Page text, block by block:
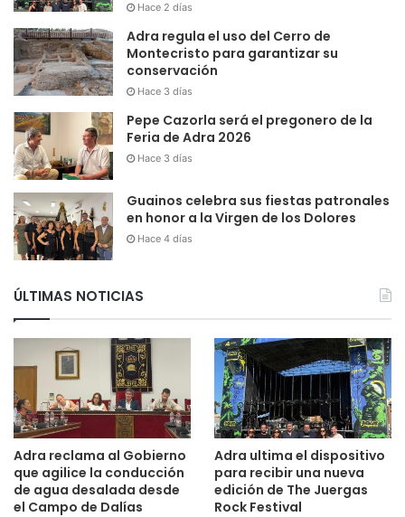
Hace 2 días
Adra regula el uso del Cerro de
Montecristo para garantizar su
conservación
Hace 3 días
Pepe Cazorla será el pregonero de la
Feria de Adra 2026
Hace 3 días
Guainos celebra sus fiestas patronales
en honor a la Virgen de los Dolores
Hace 4 días
ÚLTIMAS NOTICIAS
Adra reclama al Gobierno
que agilice la conducción
de agua desalada desde
el Campo de Dalías
Adra ultima el dispositivo
para recibir una nueva
edición de The Juergas
Rock Festival